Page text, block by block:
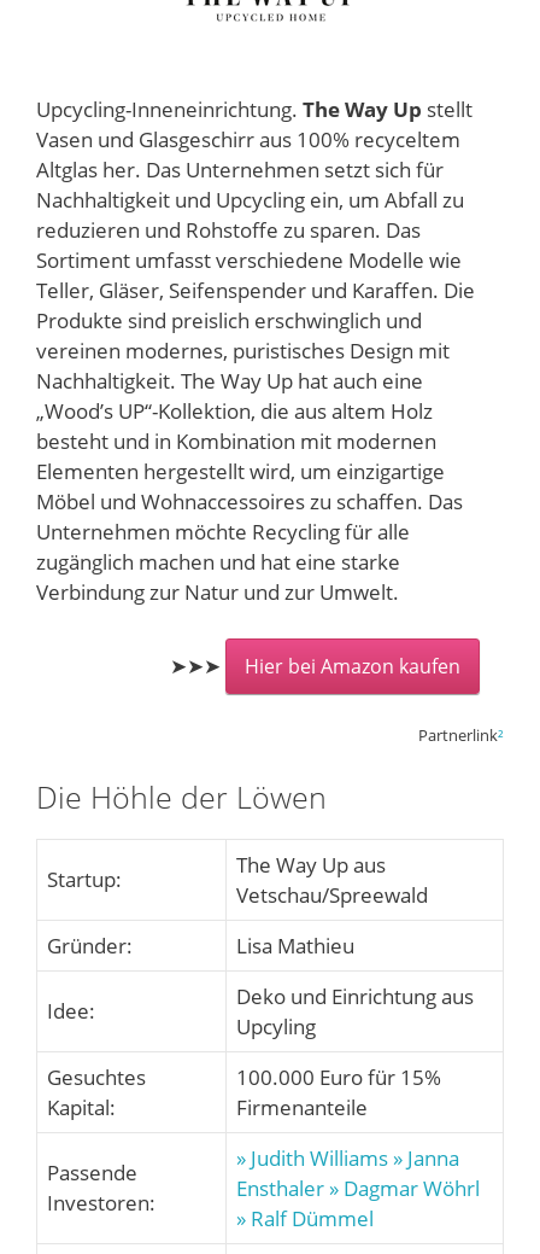
Upcycling-Inneneinrichtung. The Way Up stellt
Vasen und Glasgeschirr aus 100% recyceltem
Altglas her. Das Unternehmen setzt sich für
Nachhaltigkeit und Upcycling ein, um Abfall zu
reduzieren und Rohstoffe zu sparen. Das
Sortiment umfasst verschiedene Modelle wie
Teller, Gläser, Seifenspender und Karaffen. Die
Produkte sind preislich erschwinglich und
vereinen modernes, puristisches Design mit
Nachhaltigkeit. The Way Up hat auch eine
„Wood’s UP“-Kollektion, die aus altem Holz
besteht und in Kombination mit modernen
Elementen hergestellt wird, um einzigartige
Möbel und Wohnaccessoires zu schaffen. Das
Unternehmen möchte Recycling für alle
zugänglich machen und hat eine starke
Verbindung zur Natur und zur Umwelt.
➤➤➤ Hier bei Amazon kaufen
Partnerlink²
Die Höhle der Löwen
Startup:
The Way Up aus
Vetschau/Spreewald
Gründer:
Lisa Mathieu
Idee:
Deko und Einrichtung aus
Upcyling
Gesuchtes
Kapital:
100.000 Euro für 15%
Firmenanteile
Passende
Investoren:
» Judith Williams » Janna
Ensthaler » Dagmar Wöhrl
» Ralf Dümmel